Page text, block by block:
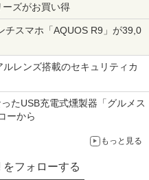
ズがお買い得
チスマホ「AQUOS R9」が39,0
レンズ搭載のセキュリティカ
たUSB充電式燻製器「グルメス
ーから
もっと見る
フォローする